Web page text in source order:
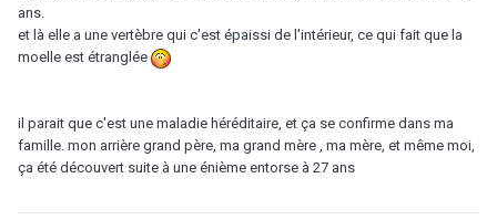
ans.
et là elle a une vertèbre qui c'est épaissi de l'intérieur, ce qui fait que la
moelle est étranglée
il parait que c'est une maladie héréditaire, et ça se confirme dans ma
famille. mon arrière grand père, ma grand mère , ma mère, et même moi,
ça été découvert suite à une énième entorse à 27 ans